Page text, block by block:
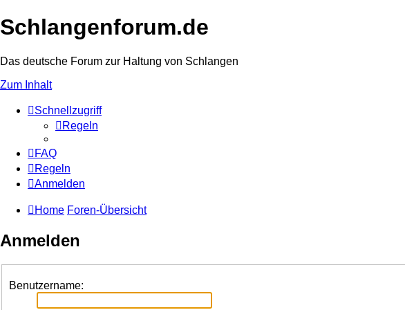
Schlangenforum.de
Das deutsche Forum zur Haltung von Schlangen
Zum Inhalt
Schnellzugriff
Regeln
FAQ
Regeln
Anmelden
Home Foren-Übersicht
Anmelden
Benutzername: